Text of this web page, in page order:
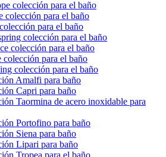
colección para el baño
colección para el baño
para el baño
colección para el baño
colección para el baño
colección para el baño
colección para el baño
Amalfi para baño
Capri para baño
Taormina de acero inoxidable para
Portofino para baño
Siena para baño
Lipari para baño
Tropea para el baño